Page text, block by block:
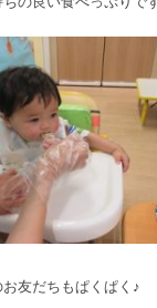
友だちもぱくぱく♪